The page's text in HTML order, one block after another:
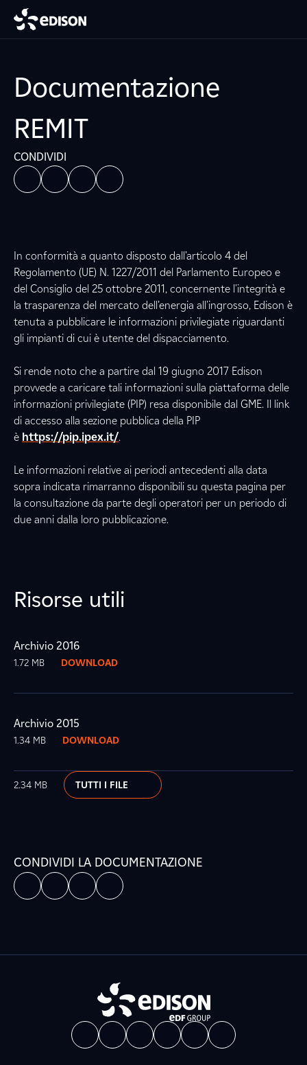
Documentazione
REMIT
CONDIVIDI
In conformità a quanto disposto dall’articolo 4 del
Regolamento (UE) N. 1227/2011 del Parlamento Europeo e
del Consiglio del 25 ottobre 2011, concernente l'integrità e
la trasparenza del mercato dell’energia all'ingrosso, Edison è
tenuta a pubblicare le informazioni privilegiate riguardanti
gli impianti di cui è utente del dispacciamento.
Si rende noto che a partire dal 19 giugno 2017 Edison
provvede a caricare tali informazioni sulla piattaforma delle
informazioni privilegiate (PIP) resa disponibile dal GME. Il link
di accesso alla sezione pubblica della PIP
è https://pip.ipex.it/.
Le informazioni relative ai periodi antecedenti alla data
sopra indicata rimarranno disponibili su questa pagina per
la consultazione da parte degli operatori per un periodo di
due anni dalla loro pubblicazione.
Risorse utili
Archivio 2016
1.72 MB DOWNLOAD
Archivio 2015
1.34 MB DOWNLOAD
2.34 MB TUTTI I FILE
CONDIVIDI LA DOCUMENTAZIONE